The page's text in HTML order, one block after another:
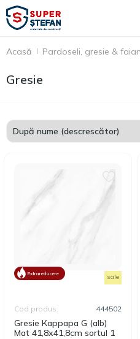
Acasă Pardoseli, gresie &
Gresie
Extrareducere sale
Gresie Каррара G (alb)
Mat 41,8x41,8cm sortul 1
Cod produs: 444502